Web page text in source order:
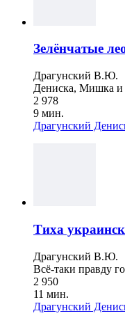
Зелёнчатые
Драгунский В.Ю.
Дениска, Мишка и
2 978
9 мин.
Драгунский
Тиха
Драгунский В.Ю.
Всё-таки правду
2 950
11 мин.
Драгунский